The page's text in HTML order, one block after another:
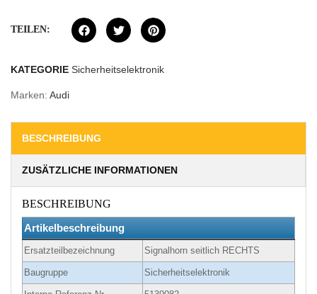
TEILEN:
KATEGORIE Sicherheitselektronik
Marken: Audi
BESCHREIBUNG
ZUSÄTZLICHE INFORMATIONEN
BESCHREIBUNG
Artikelbeschreibung
Ersatzteilbezeichnung Signalhorn seitlich RECHTS
Baugruppe Sicherheitselektronik